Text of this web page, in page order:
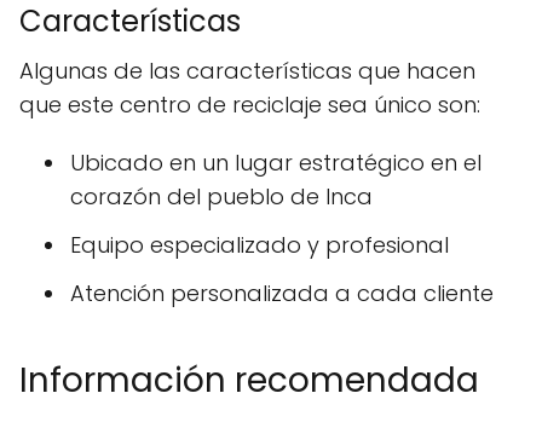
Características
Algunas de las características que hacen
que este centro de reciclaje sea único son:
Ubicado en un lugar estratégico en el
corazón del pueblo de Inca
Equipo especializado y profesional
Atención personalizada a cada cliente
Información recomendada